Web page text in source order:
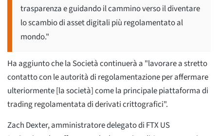
trasparenza e guidando il cammino verso il diventare
lo scambio di asset digitali più regolamentato al
mondo."
Ha aggiunto che la Società continuerà a "lavorare a stretto
contatto con le autorità di regolamentazione per affermare
ulteriormente [la società] come la principale piattaforma di
trading regolamentata di derivati crittografici".
Zach Dexter, amministratore delegato di FTX US